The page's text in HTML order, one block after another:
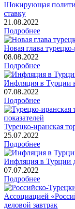
Шокирующая
ставку
21.08.2022
Подробнее
Новая глава
08.08.2022
Подробнее
Инфляция в Турции
07.08.2022
Подробнее
Турецко-иранская
25.07.2022
Подробнее
Инфляция в Турции
07.07.2022
Подробнее